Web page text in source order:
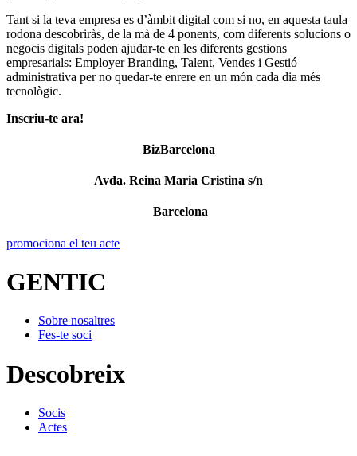
Tant si la teva empresa es d’àmbit digital com si no, en aquesta taula
rodona descobriràs, de la mà de 4 ponents, com diferents solucions o
negocis digitals poden ajudar-te en les diferents gestions
empresarials: Employer Branding, Talent, Vendes i Gestió
administrativa per no quedar-te enrere en un món cada dia més
tecnològic.
Inscriu-te ara!
BizBarcelona
Avda. Reina Maria Cristina s/n
Barcelona
promociona el teu acte
GENTIC
Sobre nosaltres
Fes-te soci
Descobreix
Socis
Actes